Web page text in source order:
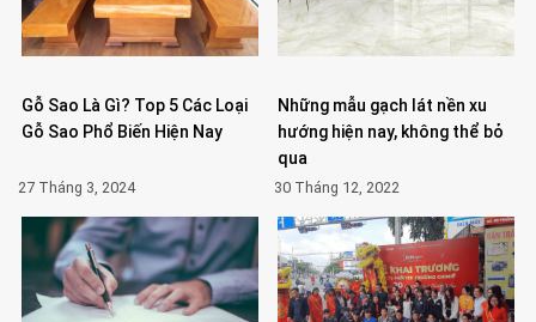
Gỗ Sao Là Gì? Top 5 Các Loại
Gỗ Sao Phổ Biến Hiện Nay
27 Tháng 3, 2024
Những mẫu gạch lát nền xu
hướng hiện nay, không thể bỏ
qua
30 Tháng 12, 2022